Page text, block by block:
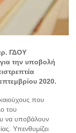
ΓΔΟΥ
την υποβολή
2020.
που
του
να υποβάλουν
Υπενθυμίζει